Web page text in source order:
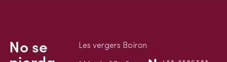
No se Les vergers Boiron